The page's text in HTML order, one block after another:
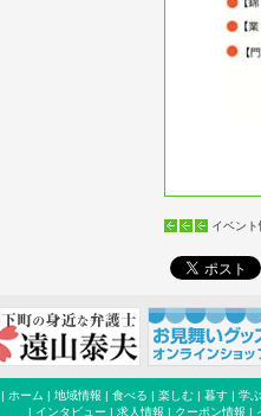
イベン
| ホーム | 地域情報 | 食べる | 楽しむ| 暮す| 学ぶ
| インタビュー | 求人情報 | クーポン情報 |